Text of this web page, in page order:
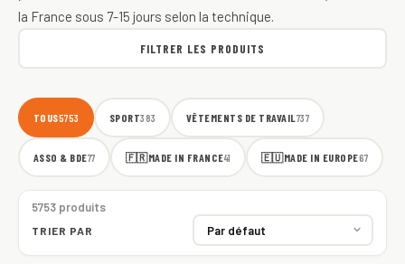
la France sous 7-15 jours selon la technique.
FILTRER LES PRODUITS
TOUS5753 SPORT383 VÊTEMENTS DE TRAVAIL737
ASSO & BDE77 🇫🇷MADE IN FRANCE41 🇪🇺MADE IN EUROPE67
5753 produits
TRIER PAR